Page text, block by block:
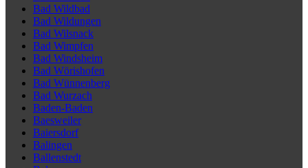
Bad Wildbad
Bad Wildungen
Bad Wilsnack
Bad Wimpfen
Bad Windsheim
Bad Wörishofen
Bad Wünnenberg
Bad Wurzach
Baden-Baden
Baesweiler
Baiersdorf
Balingen
Ballenstedt